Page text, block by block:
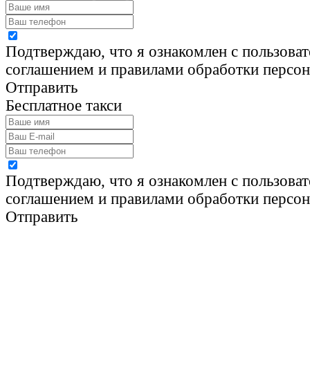
Подтверждаю, что я ознакомлен с
соглашением и правилами обработки
Отправить
Бесплатное такси
Подтверждаю, что я ознакомлен с
соглашением и правилами обработки
Отправить